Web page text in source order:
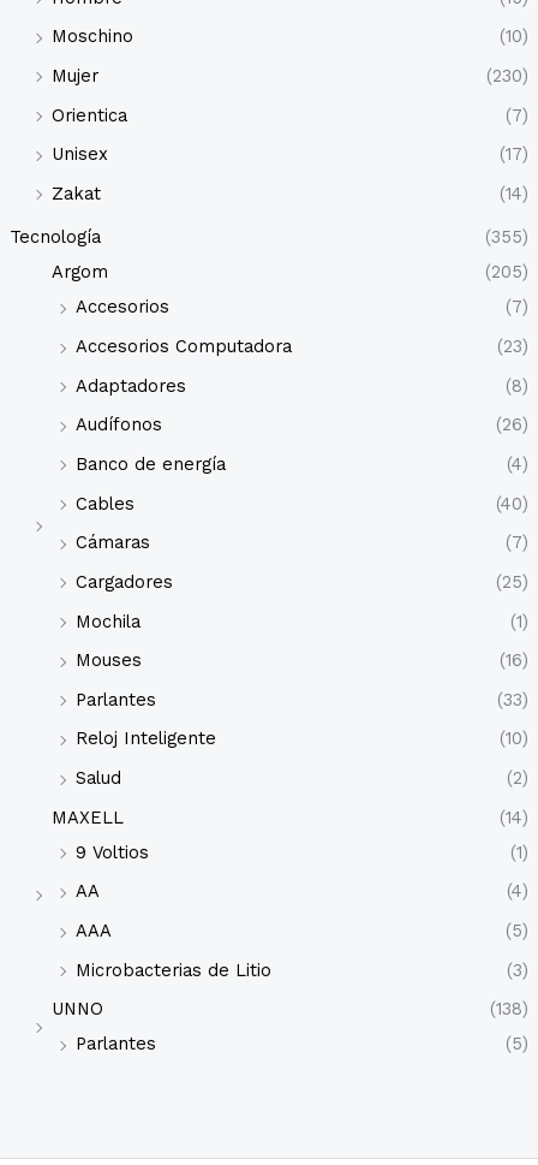
Moschino
(10)
Mujer
(230)
Orientica
(7)
Unisex
(17)
Zakat
(14)
Tecnología
(355)
Argom
(205)
Accesorios
(7)
Accesorios Computadora
(23)
Adaptadores
(8)
Audífonos
(26)
Banco de energía
(4)
Cables
(40)
Cámaras
(7)
Cargadores
(25)
Mochila
(1)
Mouses
(16)
Parlantes
(33)
Reloj Inteligente
(10)
Salud
(2)
MAXELL
(14)
9 Voltios
(1)
AA
(4)
AAA
(5)
Microbacterias de Litio
(3)
UNNO
(138)
Parlantes
(5)